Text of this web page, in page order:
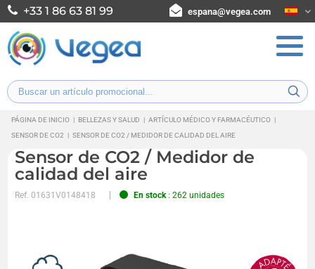
+33 1 86 63 81 99 espana@vegea.com
PÁGINA DE INICIO | BELLEZAS Y SALUD | ARTÍCULO MÉDICO Y FARMACÉUTICO |
SENSOR DE CO2
| SENSOR DE CO2 / MEDIDOR DE CALIDAD DEL AIRE
Sensor de CO2 / Medidor de
calidad del aire
Ref.01631V0148418 En stock: 262 unidades